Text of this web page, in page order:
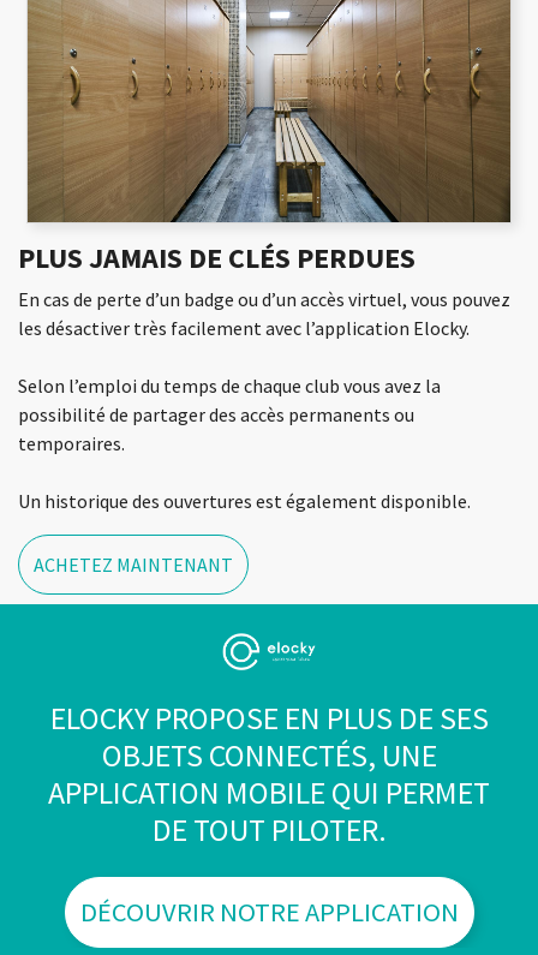
PLUS JAMAIS DE CLÉS PERDUES
En cas de perte d’un badge ou d’un accès virtuel, vous pouvez
les désactiver très facilement avec l’application Elocky.
Selon l’emploi du temps de chaque club vous avez la
possibilité de partager des accès permanents ou
temporaires.
Un historique des ouvertures est également disponible.
ACHETEZ MAINTENANT
ELOCKY PROPOSE EN PLUS DE SES
OBJETS CONNECTÉS, UNE
APPLICATION MOBILE QUI PERMET
DE TOUT PILOTER.
DÉCOUVRIR NOTRE APPLICATION